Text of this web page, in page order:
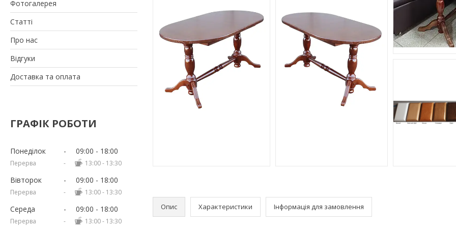
Фотогалерея
Статті
Про нас
Відгуки
Доставка та оплата
ГРАФІК РОБОТИ
Понеділок 09:00 18:00
13:00 13:30
Вівторок 09:00 18:00
13:00 13:30
Середа 09:00 18:00
13:00 13:30
Опис Характеристики Інформація для замовлення